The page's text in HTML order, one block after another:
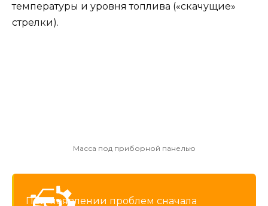
температуры и уровня топлива («скачущие»
стрелки).
Масса под приборной панелью
При появлении проблем сначала